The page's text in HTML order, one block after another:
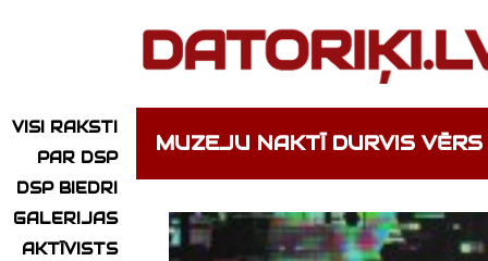
VISI RAKSTI
PAR DSP
DSP BIEDRI
GALERIJAS
AKTĪVISTS
MUZEJU NAKTĪ DURVIS